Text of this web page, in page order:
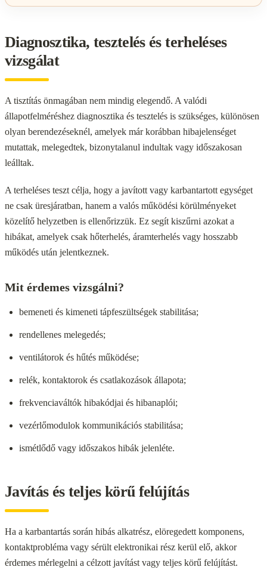
Diagnosztika, tesztelés és terheléses
vizsgálat
A tisztítás önmagában nem mindig elegendő. A valódi
állapotfelméréshez diagnosztika és tesztelés is szükséges, különösen
olyan berendezéseknél, amelyek már korábban hibajelenséget
mutattak, melegedtek, bizonytalanul indultak vagy időszakosan
leálltak.
A terheléses teszt célja, hogy a javított vagy karbantartott egységet
ne csak üresjáratban, hanem a valós működési körülményeket
közelítő helyzetben is ellenőrizzük. Ez segít kiszűrni azokat a
hibákat, amelyek csak hőterhelés, áramterhelés vagy hosszabb
működés után jelentkeznek.
Mit érdemes vizsgálni?
bemeneti és kimeneti tápfeszültségek stabilitása;
rendellenes melegedés;
ventilátorok és hűtés működése;
relék, kontaktorok és csatlakozások állapota;
frekvenciaváltók hibakódjai és hibanaplói;
vezérlőmodulok kommunikációs stabilitása;
ismétlődő vagy időszakos hibák jelenléte.
Javítás és teljes körű felújítás
Ha a karbantartás során hibás alkatrész, elöregedett komponens,
kontaktprobléma vagy sérült elektronikai rész kerül elő, akkor
érdemes mérlegelni a célzott javítást vagy teljes körű felújítást.